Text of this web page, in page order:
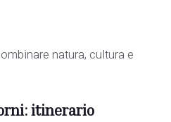
natura, cultura e
itinerario